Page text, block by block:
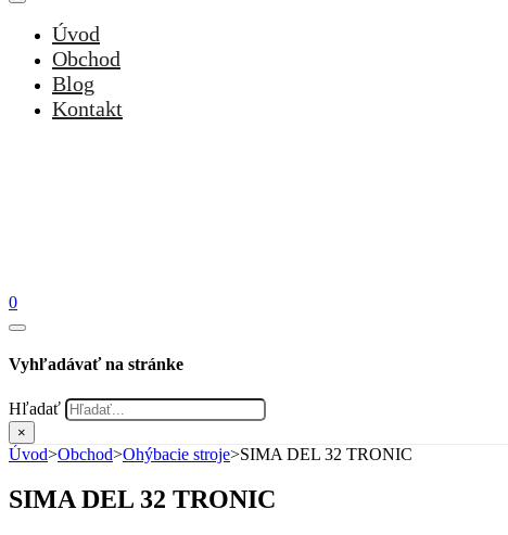
Úvod
Obchod
Blog
Kontakt
0
Vyhľadávať na stránke
Hľadať
×
Úvod>Obchod>Ohýbacie stroje>SIMA DEL 32 TRONIC
SIMA DEL 32 TRONIC